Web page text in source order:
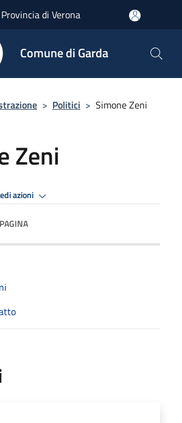
di Verona
Comune di Garda
> Politici > Simone Zeni
Zeni
azioni